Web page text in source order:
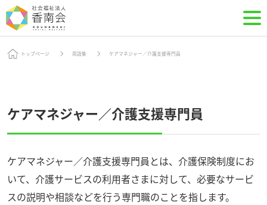
トップページ 用語集 ケアマネジャー／介護支援専門員
ケアマネジャー／介護支援専門員
ケアマネジャー／介護支援専門員とは、介護保険制度にお
いて、介護サービスの利用者さまに対して、必要なサービ
スの説明や相談などを行う専門職のことを指します。